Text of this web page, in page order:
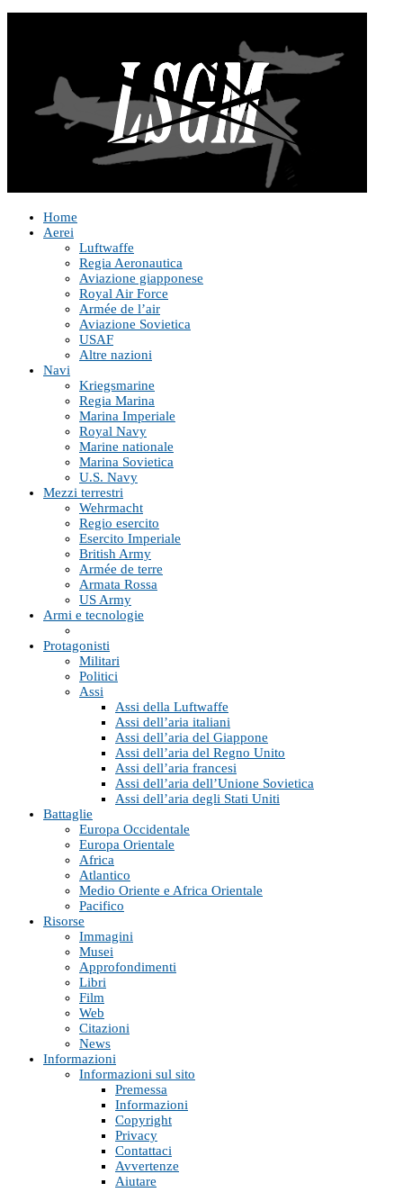
Home
Aerei
Luftwaffe
Regia Aeronautica
Aviazione giapponese
Royal Air Force
Armée de l’air
Aviazione Sovietica
USAF
Altre nazioni
Navi
Kriegsmarine
Regia Marina
Marina Imperiale
Royal Navy
Marine nationale
Marina Sovietica
U.S. Navy
Mezzi terrestri
Wehrmacht
Regio esercito
Esercito Imperiale
British Army
Armée de terre
Armata Rossa
US Army
Armi e tecnologie
Protagonisti
Militari
Politici
Assi
Assi della Luftwaffe
Assi dell’aria italiani
Assi dell’aria del Giappone
Assi dell’aria del Regno Unito
Assi dell’aria francesi
Assi dell’aria dell’Unione Sovietica
Assi dell’aria degli Stati Uniti
Battaglie
Europa Occidentale
Europa Orientale
Africa
Atlantico
Medio Oriente e Africa Orientale
Pacifico
Risorse
Immagini
Musei
Approfondimenti
Libri
Film
Web
Citazioni
News
Informazioni
Informazioni sul sito
Premessa
Informazioni
Copyright
Privacy
Contattaci
Avvertenze
Aiutare